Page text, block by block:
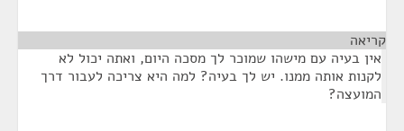
קריאה
אין בעיה עם מישהו שמוכר לך מסכה היום, ואתה יכול לא
לקנות אותה ממנו. יש לך בעיה? למה היא צריכה לעבור דרך
המועצה?